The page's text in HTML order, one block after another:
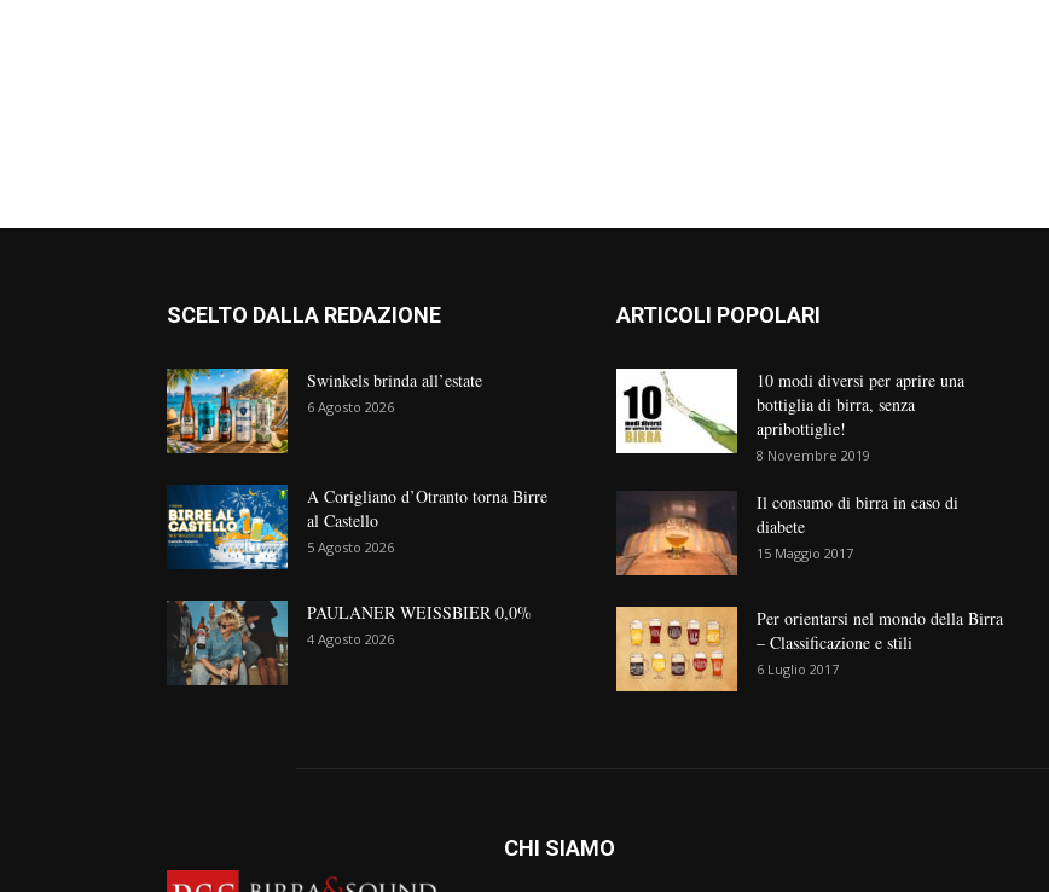
SCELTO DALLA REDAZIONE
Swinkels brinda all’estate
6 Agosto 2026
A Corigliano d’Otranto torna Birre
al Castello
5 Agosto 2026
PAULANER WEISSBIER 0,0%
4 Agosto 2026
ARTICOLI POPOLARI
10 modi diversi per aprire una
bottiglia di birra, senza
apribottiglie!
8 Novembre 2019
Il consumo di birra in caso di
diabete
15 Maggio 2017
Per orientarsi nel mondo della Birra
– Classificazione e stili
6 Luglio 2017
CHI SIAMO